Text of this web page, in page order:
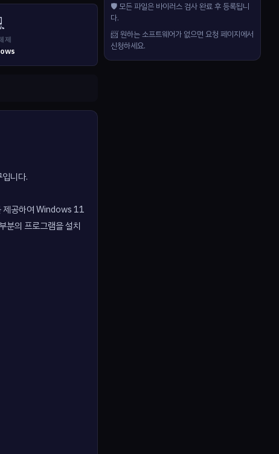
제
니다.
제공하여 Windows 11
분의 프로그램을 설치
🛡️ 모든 파일은 바이러스 검사 완료 후 등록됩니
다.
📨 원하는 소프트웨어가 없으면 요청 페이지에서
신청하세요.